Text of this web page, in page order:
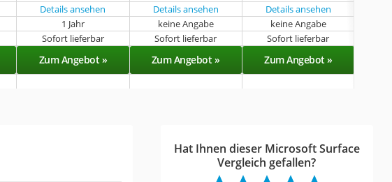
Details ansehen Details ansehen Details ansehen
1 Jahr keine Angabe
keine Angabe
Sofort lieferbar Sofort lieferbar Sofort lieferbar
Zum Angebot » Zum Angebot » Zum Angebot »
Hat Ihnen dieser Microsoft Surface
Vergleich gefallen?